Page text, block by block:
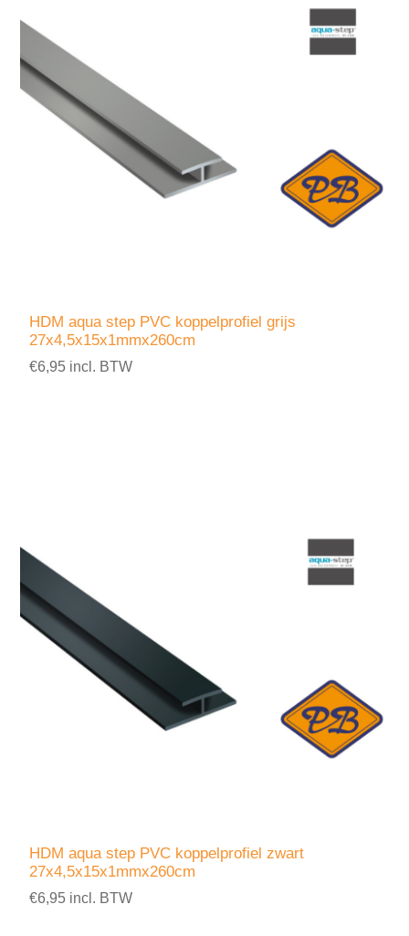
HDM aqua step PVC koppelprofiel grijs
27x4,5x15x1mmx260cm
€6,95 incl. BTW
HDM aqua step PVC koppelprofiel zwart
27x4,5x15x1mmx260cm
€6,95 incl. BTW